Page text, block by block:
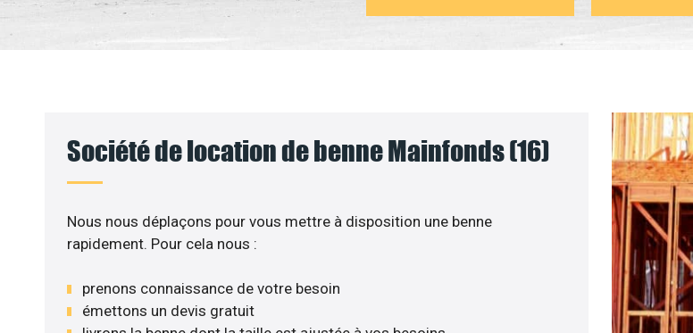
Société de location de benne Mainfonds (16)
Nous nous déplaçons pour vous mettre à disposition une benne
rapidement. Pour cela nous :
prenons connaissance de votre besoin
émettons un devis gratuit